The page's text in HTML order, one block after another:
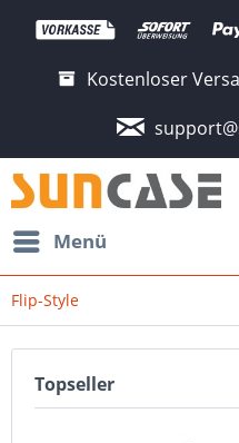
Kostenloser
Menü
Flip-Style
Topseller